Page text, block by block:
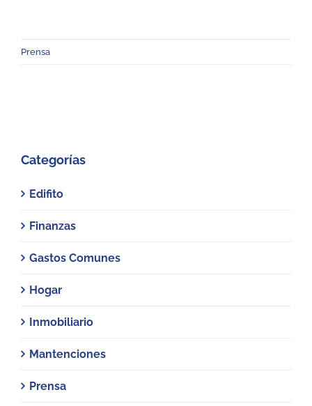
Prensa
Categorías
Edifito
Finanzas
Gastos Comunes
Hogar
Inmobiliario
Mantenciones
Prensa